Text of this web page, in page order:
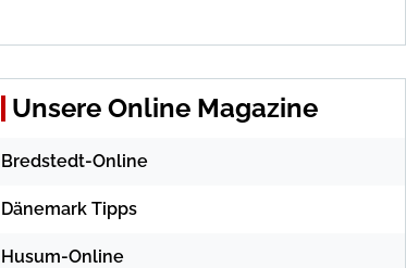
Unsere Online Magazine
Bredstedt-Online
Dänemark Tipps
Husum-Online